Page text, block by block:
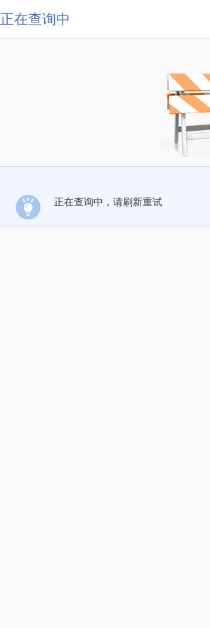
正在查询中
正在查询中，请刷新重试